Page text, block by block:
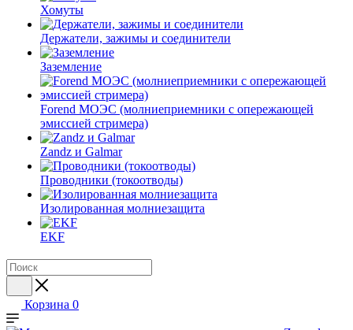
Хомуты
Держатели, зажимы и соединители
Заземление
Forend МОЭС (молниеприемники с опережающей
эмиссией стримера)
Zandz и Galmar
Проводники (токоотводы)
Изолированная молниезащита
EKF
Корзина 0